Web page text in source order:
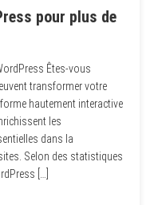
pour plus de
Êtes-vous
transformer votre
hautement interactive
les
dans la
Selon des statistiques
[…]